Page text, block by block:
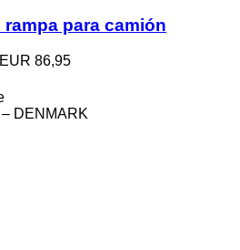
para camión
86,95
DENMARK